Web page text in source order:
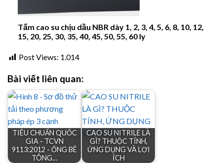
Tấm cao su chịu dầu NBR dày 1, 2, 3, 4, 5, 6, 8, 10, 12,
15, 20, 25, 30, 35, 40, 45, 50, 55, 60 ly
Post Views: 1.014
Bài viết liên quan:
TIÊU CHUẨN QUỐC
GIA - TCVN
9113:2012 - ỐNG BÊ
TÔNG…
CAO SU NITRILE LÀ
GÌ? THUỘC TÍNH,
ỨNG DỤNG VÀ LỢI
ÍCH